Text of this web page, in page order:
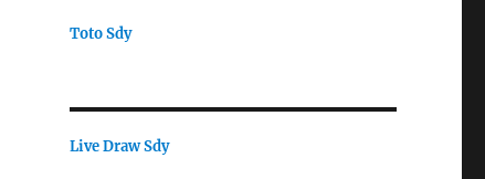
Toto Sdy
Live Draw Sdy